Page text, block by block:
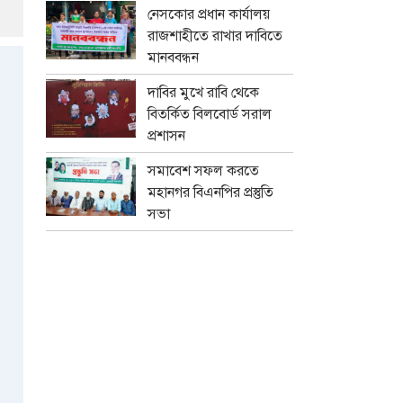
নেসকোর প্রধান কার্যালয়
রাজশাহীতে রাখার দাবিতে
মানববন্ধন
দাবির মুখে রাবি থেকে
বিতর্কিত বিলবোর্ড সরাল
প্রশাসন
সমাবেশ সফল করতে
মহানগর বিএনপির প্রস্তুতি
সভা